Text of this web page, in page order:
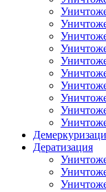
Дератизация